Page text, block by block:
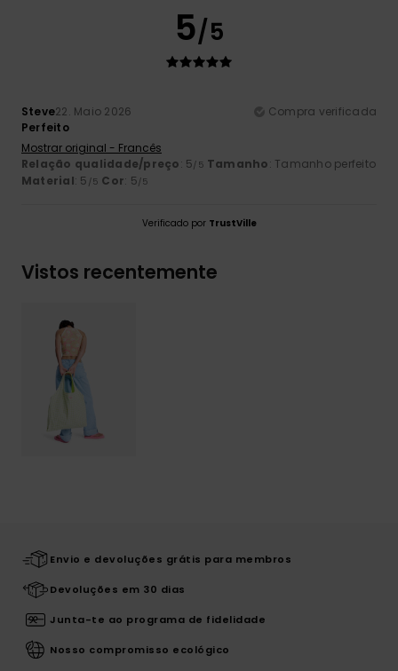
5/5
Steve22. Maio 2026
Compra verificada
Perfeito
Mostrar original - Francês
Relação qualidade/preço: 5/5 Tamanho: Tamanho perfeito
Material: 5 /5 Cor: 5/5
Verificado por TrustVille
Vistos recentemente
Envio e devoluções grátis para membros
Devoluções em 30 dias
Junta-te ao programa de fidelidade
Nosso compromisso ecológico